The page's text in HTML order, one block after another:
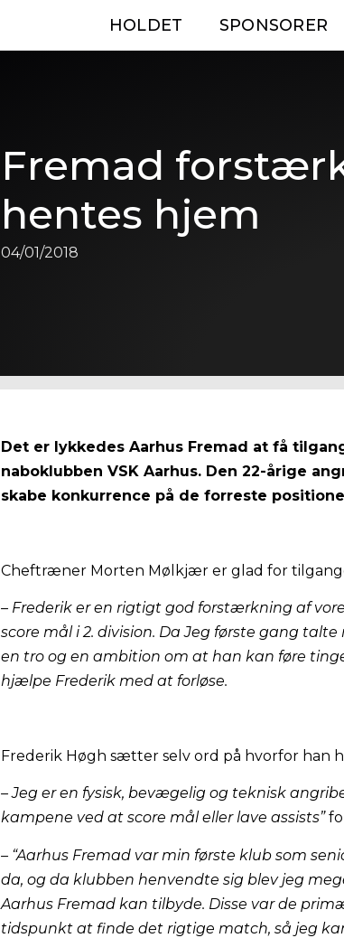
HOLDET SPONSORER
Fremad
hentes hjem
04/01/2018
Det er lykkedes Aarhus Fremad at få
naboklubben VSK Aarhus. Den 22-årige
skabe konkurrence på de forreste
Cheftræner Morten Mølkjær er glad for
– Frederik er en rigtigt god forstærkning af
score mål i 2. division. Da Jeg første gang
en tro og en ambition om at han kan føre
hjælpe Frederik med at forløse.
Frederik Høgh sætter selv ord på hvorfor han
– Jeg er en fysisk, bevægelig og teknisk
kampene ved at score mål eller lave assists”
– “Aarhus Fremad var min første klub som
da, og da klubben henvendte sig blev jeg
Aarhus Fremad kan tilbyde. Disse var de
tidspunkt at finde det rigtige match, så jeg